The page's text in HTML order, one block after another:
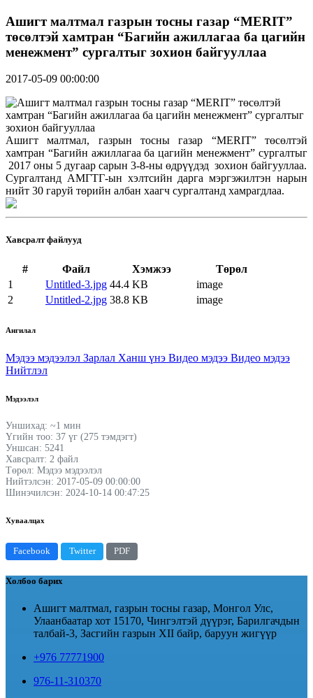
Ашигт малтмал газрын тосны газар “MERIT”
төсөлтэй хамтран “Багийн ажиллагаа ба цагийн
менежмент” сургалтыг зохион байгууллаа
2017-05-09 00:00:00
Ашигт малтмал, газрын тосны газар “MERIT” төсөлтэй
хамтран “Багийн ажиллагаа ба цагийн менежмент” сургалтыг
2017 оны 5 дугаар сарын 3-8-ны өдрүүдэд зохион байгууллаа.
Сургалтанд АМГТГ-ын хэлтсийн дарга мэргэжилтэн нарын
нийт 30 гаруй төрийн албан хаагч сургалтанд хамрагдлаа.
Хавсралт файлууд
# Файл Хэмжээ
Төрөл
1
Untitled-3.jpg 44.4 KB
image
2
Untitled-2.jpg 38.8 KB image
Ангилал
Мэдээ мэдээлэл Зарлал Ханш үнэ Видео мэдээ Видео мэдээ
Нийтлэл
Мэдээлэл
Уншихад: ~1 мин
Үгийн тоо: 37 үг (275 тэмдэгт)
Уншсан: 5241
Хавсралт: 2 файл
Төрөл: Мэдээ мэдээлэл
Нийтэлсэн: 2017-05-09 00:00:00
Шинэчилсэн: 2024-10-14 00:47:25
Хуваалцах
Facebook Twitter PDF
Холбоо барих
Ашигт малтмал, газрын тосны газар, Монгол Улс,
Улаанбаатар хот 15170, Чингэлтэй дүүрэг, Барилгачдын
талбай-3, Засгийн газрын XII байр, баруун жигүүр
+976 77771900
976-11-310370